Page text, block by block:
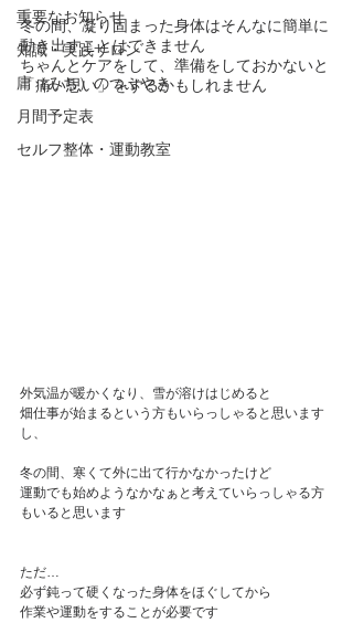
重要なお知らせ
知識・実践サロン
庸（みち）のつぶやき
月間予定表
セルフ整体・運動教室
冬の間、凝り固まった身体はそんなに簡単に
動き出すことはできません
ちゃんとケアをして、準備をしておかないと
「痛い思い」をするかもしれません
外気温が暖かくなり、雪が溶けはじめると
畑仕事が始まるという方もいらっしゃると思います
し、
冬の間、寒くて外に出て行かなかったけど
運動でも始めようなかなぁと考えていらっしゃる方
もいると思います
ただ…
必ず鈍って硬くなった身体をほぐしてから
作業や運動をすることが必要です